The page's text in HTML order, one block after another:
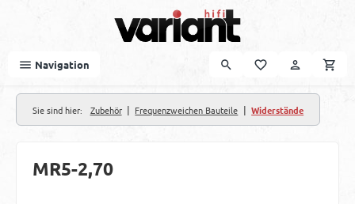
Navigation
Sie sind hier: Zubehör | Frequenzweichen Bauteile | Widerstände
MR5-2,70